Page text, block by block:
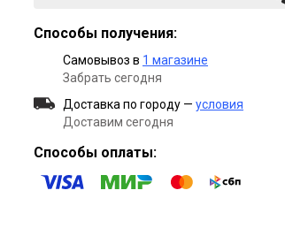
Способы получения:
Самовывоз в 1 магазине
Забрать сегодня
Доставка по городу — условия
Доставим сегодня
Способы оплаты: